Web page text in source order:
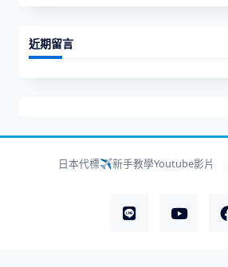
近期留言
日本代標✈新手教學Youtube影片